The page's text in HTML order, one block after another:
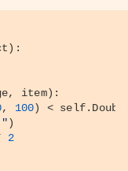
):
item):
, 100) < self
)
2